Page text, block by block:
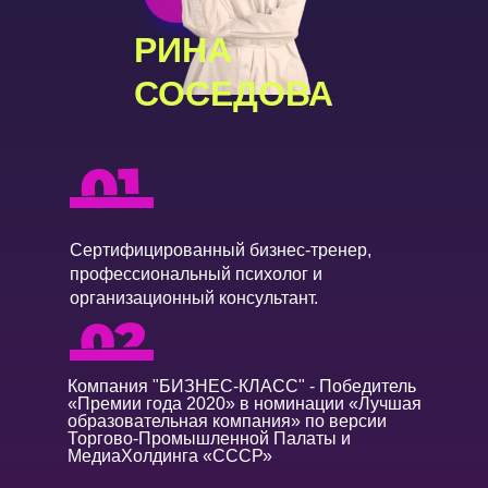
Cертифицированный бизнес-тренер,
профессиональный психолог и
организационный консультант.
Компания "БИЗНЕС-КЛАСС" - Победитель
«Премии года 2020» в номинации «Лучшая
образовательная компания» по версии
Торгово-Промышленной Палаты и
МедиаХолдинга «СССР»
РИНА
СОСЕДОВА